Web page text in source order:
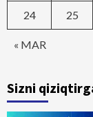
« MAR
24 25
Sizni